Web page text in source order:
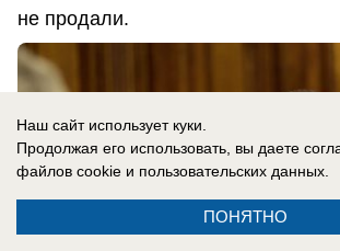
не продали.
Наш сайт использует куки.
Продолжая его использовать, вы даете
файлов cookie и пользовательских данных.
ПОНЯТНО